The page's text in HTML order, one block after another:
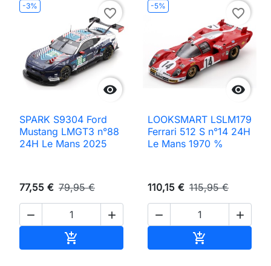
-3%

favorite_border
SPARK S9304 Ford
Mustang LMGT3 n°88
24H Le Mans 2025
77,55 € 79,95 €
 

-5%

favorite_border
LOOKSMART LSLM179
Ferrari 512 S n°14 24H
Le Mans 1970 %
110,15 € 115,95 €
 
